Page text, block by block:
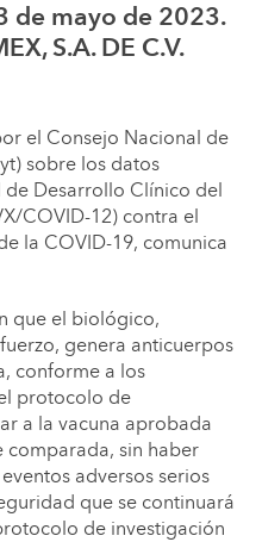
de mayo de 2023.
S.A. DE C.V.
el Consejo Nacional de
sobre los datos
Desarrollo Clínico del
COVID-12) contra el
la COVID-19, comunica
que el biológico,
genera anticuerpos
conforme a los
protocolo de
a la vacuna aprobada
comparada, sin haber
adversos serios
que se continuará
de investigación